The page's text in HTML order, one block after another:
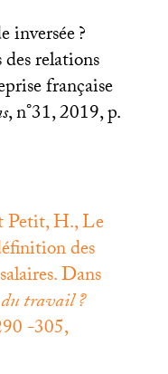
inversée?
relations
française
, n°31, 2019, p.
Petit, H., Le
des
Dans
travail?
-305,